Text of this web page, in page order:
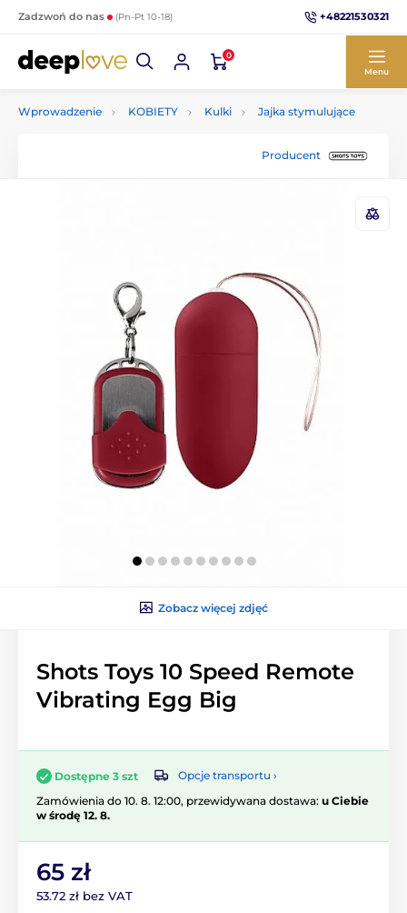
Zadzwoń do nas (Pn-Pt 10-18) +48221530321
0
Menu
Wprowadzenie KOBIETY Kulki Jajka stymulujące
Producent
Zobacz więcej zdjęć
Shots Toys 10 Speed Remote
Vibrating Egg Big
Dostępne 3 szt
Opcje transportu ›
Zamówienia do 10. 8. 12:00, przewidywana dostawa: u Ciebie
w środę 12. 8.
65 zł
53.72 zł bez VAT